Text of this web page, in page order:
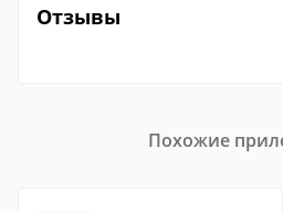
Отзывы
Похожие